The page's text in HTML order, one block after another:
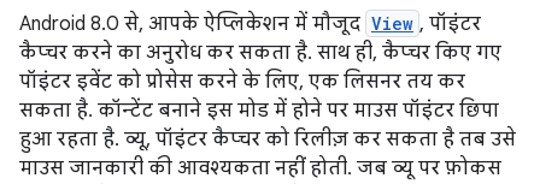
Android 8.0 से, आपके ऐप्लिकेशन में मौजूद View , पॉइंटर
कैप्चर करने का अनुरोध कर सकता है. साथ ही, कैप्चर किए गए
पॉइंटर इवेंट को प्रोसेस करने के लिए, एक लिसनर तय कर
सकता है. कॉन्टेंट बनाने इस मोड में होने पर माउस पॉइंटर छिपा
हुआ रहता है. व्यू, पॉइंटर कैप्चर को रिलीज़ कर सकता है तब उसे
माउस जानकारी की आवश्यकता नहीं होती. जब व्यू पर फ़ोकस